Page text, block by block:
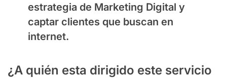
estrategia de Marketing Digital y
captar clientes que buscan en
internet.
¿A quién esta dirigido este servicio